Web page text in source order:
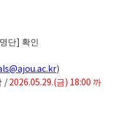
단 확인
)
/ 2026.05.29.(금) 18:00 까